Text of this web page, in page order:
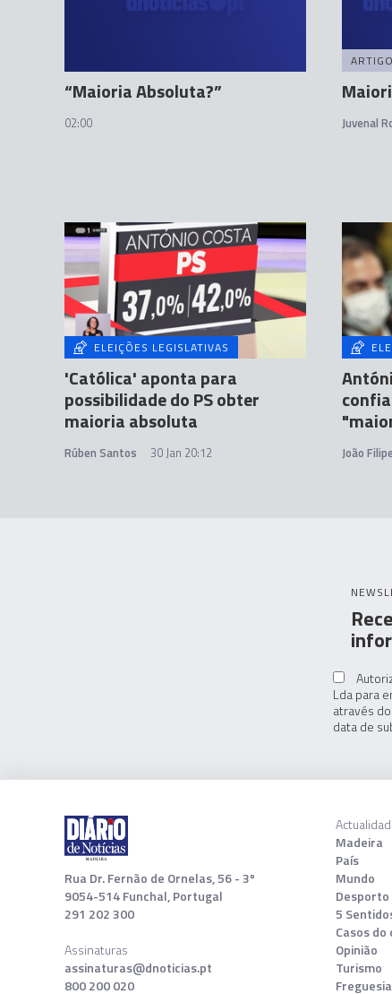
“Maioria Absoluta?”
02:00 Juvenal
ELEIÇÕES LEGISLATIVAS
'Católica' aponta para
possibilidade do PS obter
maioria absoluta
Rúben Santos 30 Jan 20:12 João
Lda para
através
data de
Rua Dr. Fernão de Ornelas, 56 - 3º
9054-514 Funchal, Portugal
291 202 300
Assinaturas
assinaturas@dnoticias.pt
800 200 020
Madeira
País
Mundo
Desporto
5
Casos do
Opinião
Turismo